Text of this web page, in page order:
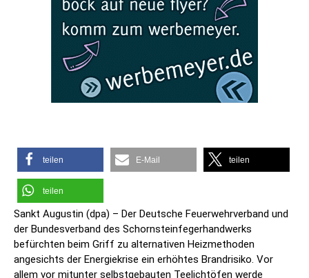
teilen E-Mail teilen
teilen
Sankt Augustin (dpa) – Der Deutsche Feuerwehrverband und
der Bundesverband des Schornsteinfegerhandwerks
befürchten beim Griff zu alternativen Heizmethoden
angesichts der Energiekrise ein erhöhtes Brandrisiko. Vor
allem vor mitunter selbstgebauten Teelichtöfen werde